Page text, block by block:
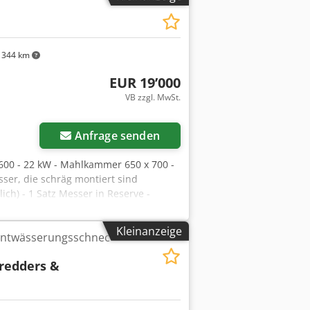
für Kunststoffe, Industriemaschine,
km
EUR 19’000
VB zzgl. MwSt.
Anfrage senden
- 22 kW - Mahlkammer 650 x 700 -
die schräg montiert sind
- 1 Satz Messer in Reserve -
Zyklonauslass und einem
Zerbrechlichkeit, ...
Spülungen, Gips, BA13,
Möglichkeit der Vorzerkleinerung auf
Auch zu verkaufen. Preis
Kleinanzeige
&